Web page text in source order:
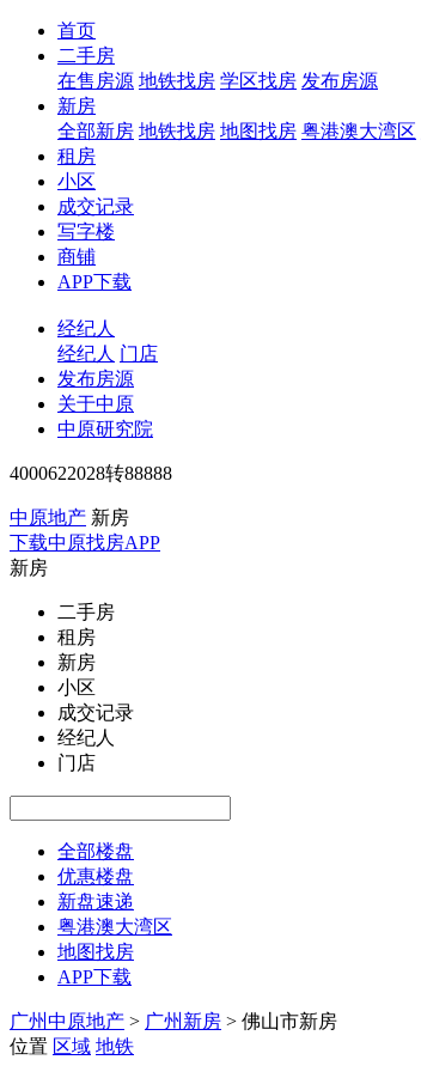
首页
二手房
在售房源 地铁找房 学区找房 发布房源
新房
全部新房 地铁找房 地图找房 粤港澳大湾区
租房
小区
成交记录
写字楼
商铺
APP下载
经纪人
经纪人 门店
发布房源
关于中原
中原研究院
4000622028转88888
中原地产 新房
下载中原找房APP
新房
二手房
租房
新房
小区
成交记录
经纪人
门店
全部楼盘
优惠楼盘
新盘速递
粤港澳大湾区
地图找房
APP下载
广州中原地产 > 广州新房 > 佛山市新房
位置 区域 地铁